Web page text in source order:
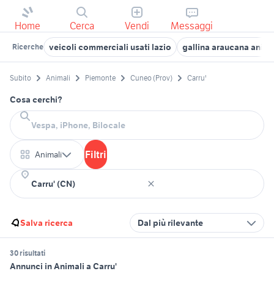
Home Cerca Vendi Messaggi
Ricerche veicoli commerciali usati lazio gallina araucana
Subito Animali Piemonte Cuneo (Prov) Carru'
Cosa cerchi?
Animali Filtri
Salva ricerca Dal più rilevante
30 risultati
Annunci in Animali a Carru'